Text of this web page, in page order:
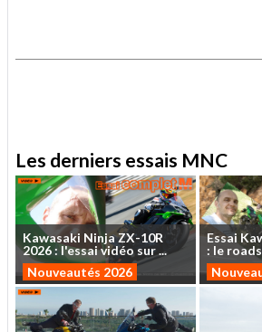
Les derniers essais MNC
Kawasaki NinjaZX-10R
2026: l'essaividéo sur...
Nouveautés 2026
Essai
: le